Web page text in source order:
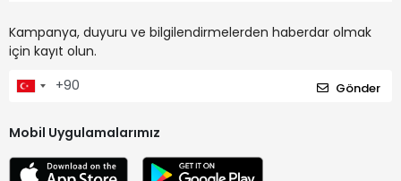
Kampanya, duyuru ve bilgilendirmelerden haberdar olmak
için kayıt olun.
Gönder
Mobil Uygulamalarımız